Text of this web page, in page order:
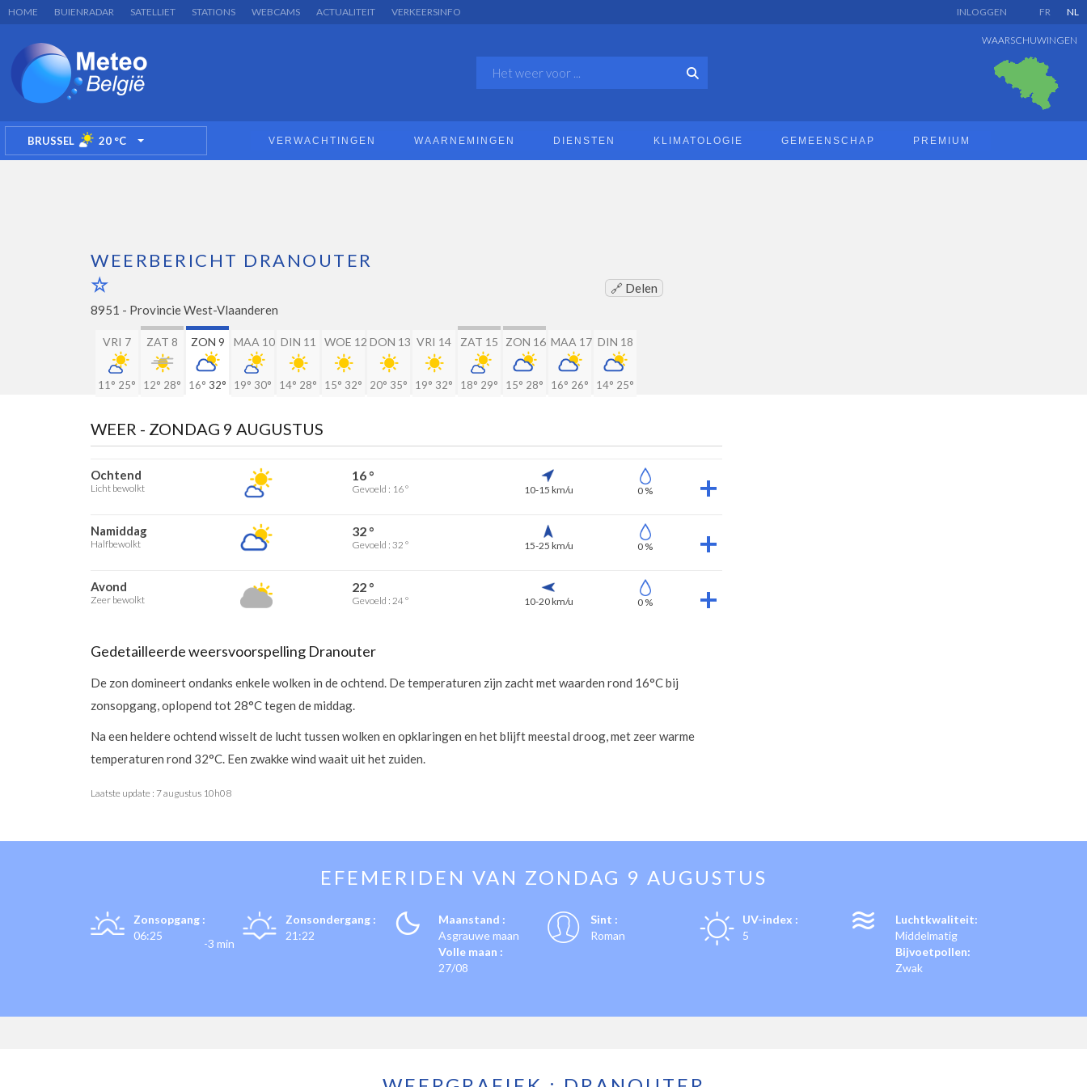
HOME BUIENRADAR SATELLIET STATIONS WEBCAMS ACTUALITEIT VERKEERSINFO FR NL
INLOGGEN
WAARSCHUWINGEN
BRUSSEL 20°C TOGGLE DROPDOWN VERWACHTINGEN WAARNEMINGEN DIENSTEN KLIMATOLOGIE GEMEENSCHAP PREMIUM
WEERBERICHT DRANOUTER
🔗 Delen
8951 - Provincie West-Vlaanderen
VRI 7
11° 25°
ZAT 8
12° 28°
ZON 9
16° 32°
MAA 10
19° 30°
DIN 11
14° 28°
WOE 12
15° 32°
DON 13
20° 35°
VRI 14
19° 32°
ZAT 15
18° 29°
ZON 16
15° 28°
MAA 17
16° 26°
DIN 18
14° 25°
WEER - ZONDAG 9 AUGUSTUS
Ochtend
Licht bewolkt
16 °
Gevoeld : 16 ° 10-15 km/u 0 %
Namiddag
Halfbewolkt
32 °
Gevoeld : 32 ° 15-25 km/u 0 %
Avond
Zeer bewolkt
22 °
Gevoeld : 24 ° 10-20 km/u 0 %
Gedetailleerde weersvoorspelling Dranouter
De zon domineert ondanks enkele wolken in de ochtend. De temperaturen zijn zacht met waarden rond 16°C bij
zonsopgang, oplopend tot 28°C tegen de middag.
Na een heldere ochtend wisselt de lucht tussen wolken en opklaringen en het blijft meestal droog, met zeer warme
temperaturen rond 32°C. Een zwakke wind waait uit het zuiden.
Laatste update : 7 augustus 10h08
EFEMERIDEN VAN ZONDAG 9 AUGUSTUS
Zonsopgang :
06:25
-3 min
Zonsondergang :
21:22
Maanstand :
Asgrauwe maan
Volle maan :
27/08
Sint :
Roman
UV-index :
5
Luchtkwaliteit:
Middelmatig
Bijvoetpollen:
Zwak